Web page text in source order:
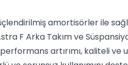
amortisörler ile
F Arka Takım ve
artırımı, kaliteli ve